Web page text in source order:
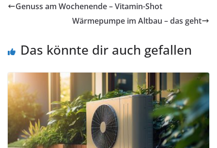
Genuss am Wochenende – Vitamin-Shot
Wärmepumpe im Altbau – das geht
Das könnte dir auch gefallen